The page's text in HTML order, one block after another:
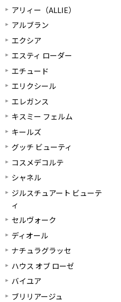
アリィー（ALLIE）
アルブラン
エクシア
エスティ ローダー
エチュード
エリクシール
エレガンス
キスミー フェルム
キールズ
グッチ ビューティ
コスメデコルテ
シャネル
ジルスチュアート ビューテ
ィ
セルヴォーク
ディオール
ナチュラグラッセ
ハウス オブ ローゼ
バイユア
ブリリアージュ